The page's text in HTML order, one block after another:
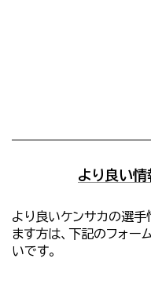
より良い
より良いケンサカの選
ます方は、下記のフォー
いです。